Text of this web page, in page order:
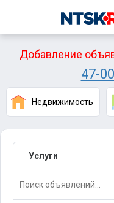
Добавление
47-
Недвижимость
Услуги